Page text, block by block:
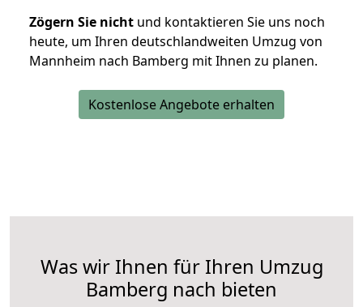
Zögern Sie nicht und kontaktieren Sie uns noch
heute, um Ihren deutschlandweiten Umzug von
Mannheim nach Bamberg mit Ihnen zu planen.
Kostenlose Angebote erhalten
Was wir Ihnen für Ihren Umzug
Bamberg nach bieten